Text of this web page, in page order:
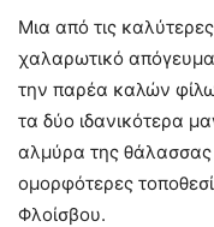
Μια από τις
χαλαρωτικό
την παρέα καλών
τα δύο ιδανικότερα
αλμύρα της θάλασσας
ομορφότερες
Φλοίσβου.